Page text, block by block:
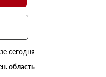
сегодня
область